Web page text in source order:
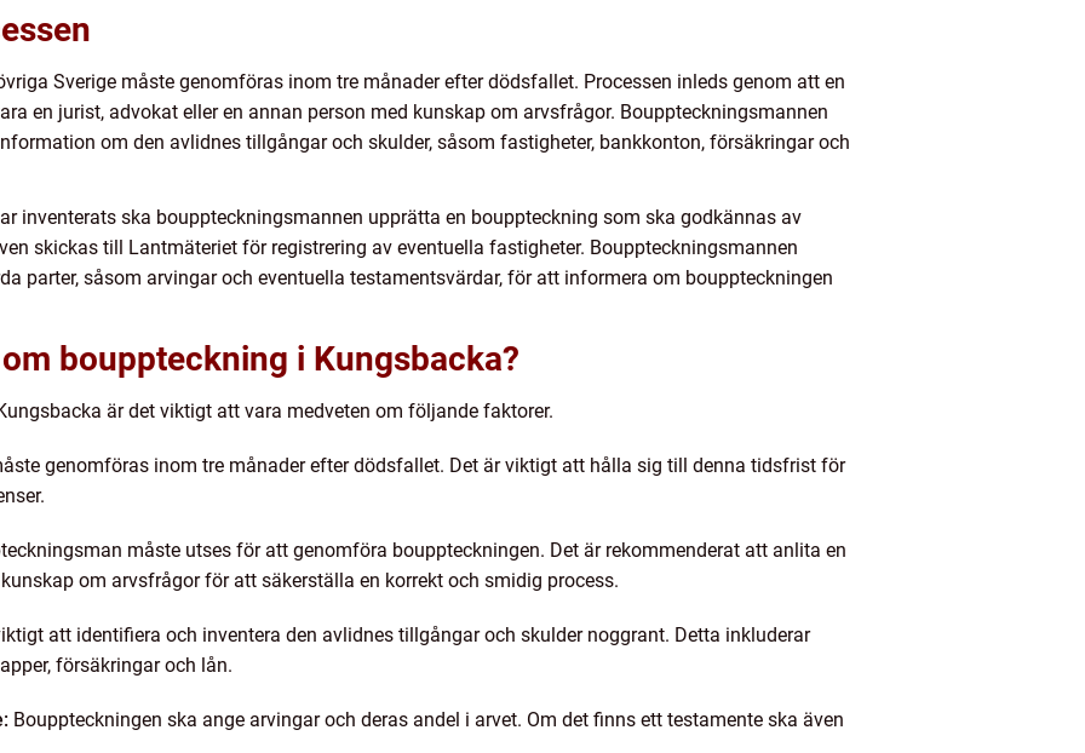
Sverige måste genomföras inom tre månader efter dödsfallet. Processen inleds genom att en
en jurist, advokat eller en annan person med kunskap om arvsfrågor. Bouppteckningsmannen
om den avlidnes tillgångar och skulder, såsom fastigheter, bankkonton, försäkringar och
inventerats ska bouppteckningsmannen upprätta en bouppteckning som ska godkännas av
skickas till Lantmäteriet för registrering av eventuella fastigheter. Bouppteckningsmannen
parter, såsom arvingar och eventuella testamentsvärdar, för att informera om bouppteckningen
bouppteckning i Kungsbacka?
är det viktigt att vara medveten om följande faktorer.
genomföras inom tre månader efter dödsfallet. Det är viktigt att hålla sig till denna tidsfrist för
måste utses för att genomföra bouppteckningen. Det är rekommenderat att anlita en
om arvsfrågor för att säkerställa en korrekt och smidig process.
att identifiera och inventera den avlidnes tillgångar och skulder noggrant. Detta inkluderar
försäkringar och lån.
Bouppteckningen ska ange arvingar och deras andel i arvet. Om det finns ett testamente ska även